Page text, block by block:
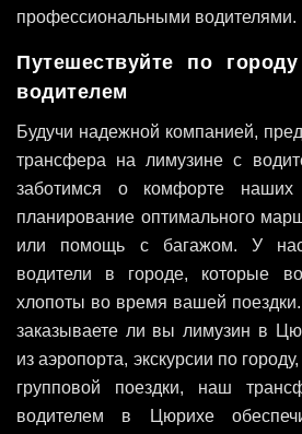
профессиональными водителями.
Путешествуйте по
водителем
Будучи надежной компанией,
трансфера на лимузине с
заботимся о комфорте наших
планирование оптимального
или помощь с багажом. У
водители в городе, которые
хлопоты во время вашей
заказываете ли вы лимузин в
из аэропорта, экскурсии по
групповой поездки, наш
водителем в Цюрихе